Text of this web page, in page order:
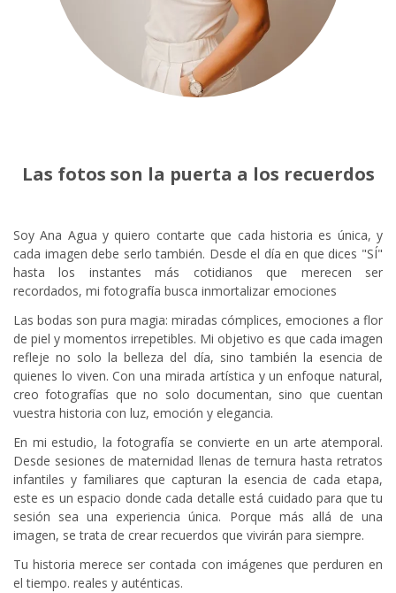
Las fotos son la puerta a los recuerdos
Soy Ana Agua y quiero contarte que cada historia es única, y
cada imagen debe serlo también. Desde el día en que dices "SÍ"
hasta los instantes más cotidianos que merecen ser
recordados, mi fotografía busca inmortalizar emociones
Las bodas son pura magia: miradas cómplices, emociones a flor
de piel y momentos irrepetibles. Mi objetivo es que cada imagen
refleje no solo la belleza del día, sino también la esencia de
quienes lo viven. Con una mirada artística y un enfoque natural,
creo fotografías que no solo documentan, sino que cuentan
vuestra historia con luz, emoción y elegancia.
En mi estudio, la fotografía se convierte en un arte atemporal.
Desde sesiones de maternidad llenas de ternura hasta retratos
infantiles y familiares que capturan la esencia de cada etapa,
este es un espacio donde cada detalle está cuidado para que tu
sesión sea una experiencia única. Porque más allá de una
imagen, se trata de crear recuerdos que vivirán para siempre.
Tu historia merece ser contada con imágenes que perduren en
el tiempo. reales y auténticas.